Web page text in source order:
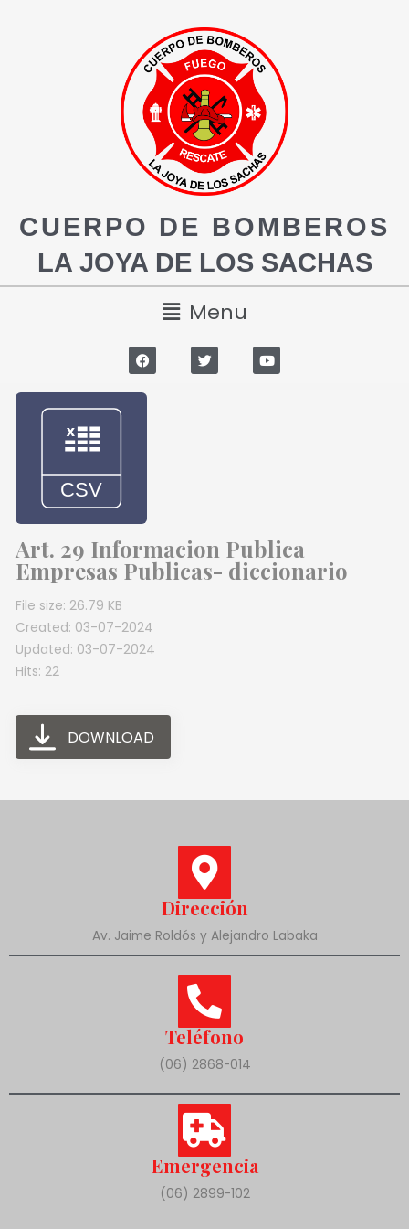
CUERPO DE BOMBEROS
LA JOYA DE LOS SACHAS
Menu
Art. 29 Informacion Publica
Empresas Publicas- diccionario
File size: 26.79 KB
Created: 03-07-2024
Updated: 03-07-2024
Hits: 22
DOWNLOAD
Dirección
Av. Jaime Roldós y Alejandro Labaka
Teléfono
(06) 2868-014
Emergencia
(06) 2899-102